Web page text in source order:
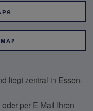
liegt zentral in Essen-
per E-Mail Ihren